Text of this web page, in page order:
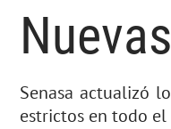
Senasa actualizó
estrictos en todo el